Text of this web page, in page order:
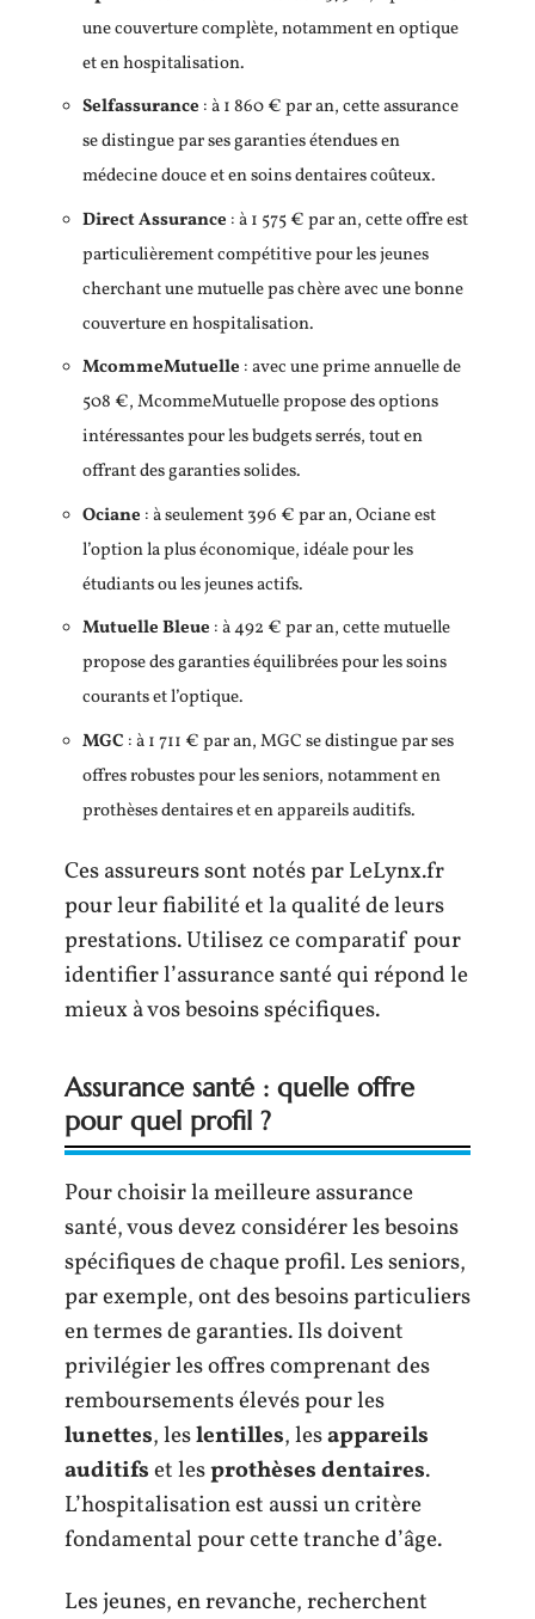
une couverture complète, notamment en optique
et en hospitalisation.
Selfassurance : à 1 860 € par an, cette assurance
se distingue par ses garanties étendues en
médecine douce et en soins dentaires coûteux.
Direct Assurance : à 1 575 € par an, cette offre est
particulièrement compétitive pour les jeunes
cherchant une mutuelle pas chère avec une bonne
couverture en hospitalisation.
McommeMutuelle : avec une prime annuelle de
508 €, McommeMutuelle propose des options
intéressantes pour les budgets serrés, tout en
offrant des garanties solides.
Ociane : à seulement 396 € par an, Ociane est
l’option la plus économique, idéale pour les
étudiants ou les jeunes actifs.
Mutuelle Bleue : à 492 € par an, cette mutuelle
propose des garanties équilibrées pour les soins
courants et l’optique.
MGC : à 1 711 € par an, MGC se distingue par ses
offres robustes pour les seniors, notamment en
prothèses dentaires et en appareils auditifs.
Ces assureurs sont notés par LeLynx.fr
pour leur fiabilité et la qualité de leurs
prestations. Utilisez ce comparatif pour
identifier l’assurance santé qui répond le
mieux à vos besoins spécifiques.
Assurance santé : quelle offre
pour quel profil ?
Pour choisir la meilleure assurance
santé, vous devez considérer les besoins
spécifiques de chaque profil. Les seniors,
par exemple, ont des besoins particuliers
en termes de garanties. Ils doivent
privilégier les offres comprenant des
remboursements élevés pour les
lunettes, leslentilles, lesappareils
auditifset lesprothèses dentaires.
L’hospitalisation est aussi un critère
fondamental pour cette tranche d’âge.
Les jeunes, en revanche, recherchent